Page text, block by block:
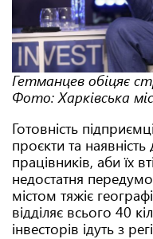
Гетманцев обіцяє
Фото: Харківська
Готовність
проєкти та наявність
працівників, аби їх
недостатня
містом тяжіє
відділяє всього 40
інвесторів ідуть з